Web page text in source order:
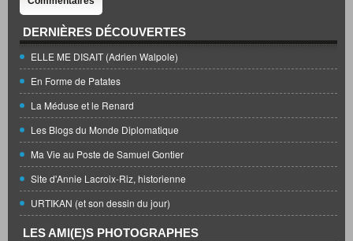
DERNIÈRES DÉCOUVERTES
ELLE ME DISAIT (Adrien Walpole)
En Forme de Patates
La Méduse et le Renard
Les Blogs du Monde Diplomatique
Ma Vie au Poste de Samuel Gontier
Site d'Annie Lacroix-Riz, historienne
URTIKAN (et son dessin du jour)
LES AMI(E)S PHOTOGRAPHES